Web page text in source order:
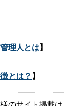
理人とは 】
とは？ 】
のサイト掲載は